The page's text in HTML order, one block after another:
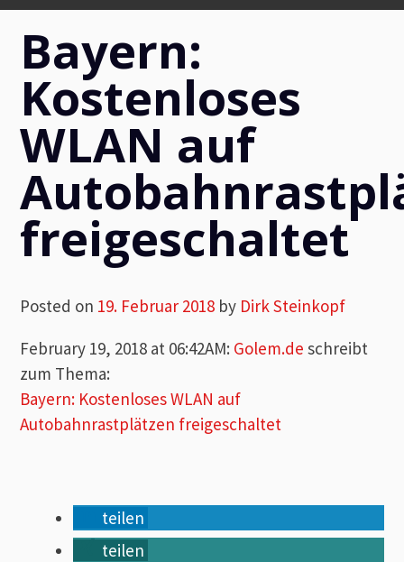
Bayern:
Kostenloses
WLAN auf
freigeschaltet
Posted on 19. Februar 2018 by Dirk Steinkopf
February 19, 2018 at 06:42AM: Golem.de schreibt
zum Thema:
Bayern: Kostenloses WLAN auf
Autobahnrastplätzen freigeschaltet
teilen
teilen